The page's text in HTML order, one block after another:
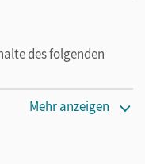
des folgenden
Mehr anzeigen